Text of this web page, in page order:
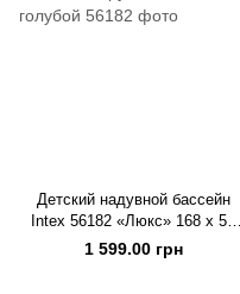
Детский надувной бассейн
Intex 56182 «Люкс» 168 x 53
см, 770 л, круглый, бело-
1 599.00 грн